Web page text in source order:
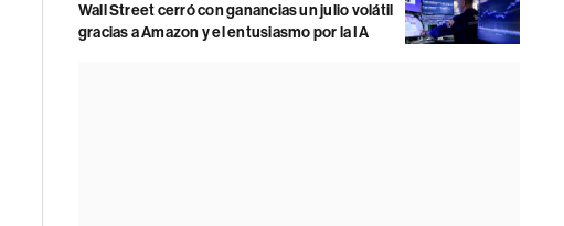
Wall Street cerró con ganancias un julio volátil
gracias a Amazon y el entusiasmo por la IA